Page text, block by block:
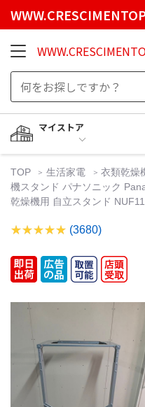
マイストア
TOP 生活家電 衣類乾燥
機スタンド パナソニック
乾燥機用 自立スタンド NUF11
(3680)